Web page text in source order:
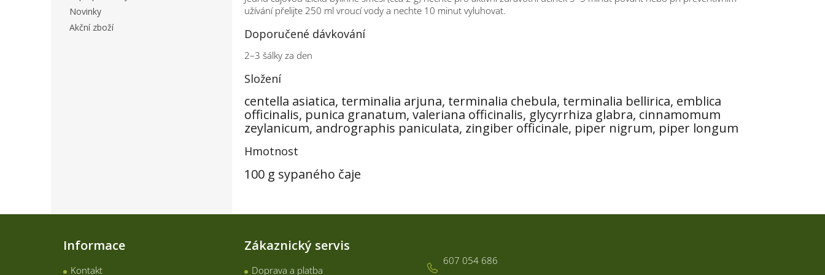
Novinky
Akční zboží
užívání přelijte 250 ml vroucí vody a nechte 10 minut vyluhovat.
Doporučené dávkování
2–3 šálky za den
Složení
centella asiatica, terminalia arjuna, terminalia chebula, terminalia bellirica, emblica
officinalis, punica granatum, valeriana officinalis, glycyrrhiza glabra, cinnamomum
zeylanicum, andrographis paniculata, zingiber officinale, piper nigrum, piper longum
Hmotnost
100 g sypaného čaje
Informace
Kontakt
Zákaznický servis
Doprava a platba
607 054 686